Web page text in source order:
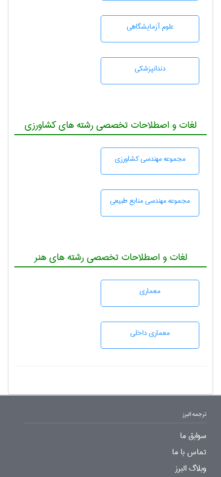
علوم آزمايشگاهی
دندانپزشكی
لغات و اصطلاحات تخصصی رشته های کشاورزی
مجموعه مهندسی كشاورزی
مجموعه مهندسی منابع طبيعی
لغات و اصطلاحات تخصصی رشته های هنر
معماری
معماری داخلی
ترجمه البرز
سوابق ما
تماس با ما
وبلاگ البرز